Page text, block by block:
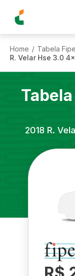
Home / Tabela Fipe
R. Velar Hse 3.0
2018 R.